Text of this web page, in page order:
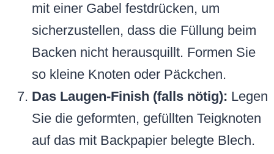
mit einer Gabel festdrücken, um
sicherzustellen, dass die Füllung beim
Backen nicht herausquillt. Formen Sie
so kleine Knoten oder Päckchen.
Das Laugen-Finish (falls nötig): Legen
Sie die geformten, gefüllten Teigknoten
auf das mit Backpapier belegte Blech.